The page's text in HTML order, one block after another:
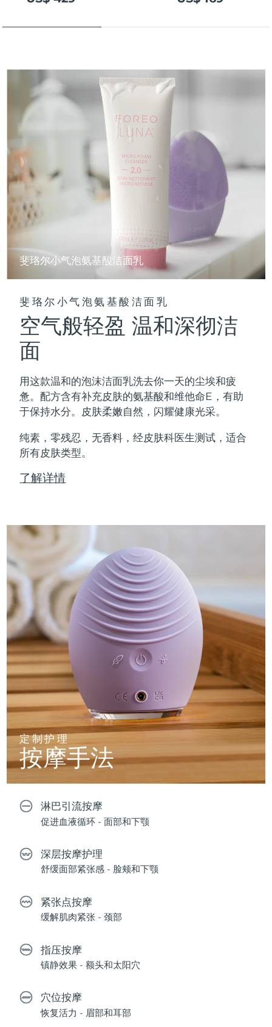
斐珞尔小气泡氨基酸洁面乳
斐珞尔小气泡氨基酸洁面乳
空气般轻盈 温和深彻洁
面
用这款温和的泡沫洁面乳洗去你一天的尘埃和疲
惫。配方含有补充皮肤的氨基酸和维他命E，有助
于保持水分。皮肤柔嫩自然，闪耀健康光采。
纯素，零残忍，无香料，经皮肤科医生测试，适合
所有皮肤类型。
了解详情
定制护理
按摩手法
淋巴引流按摩
促进血液循环 - 面部和下颚
深层按摩护理
舒缓面部紧张感 - 脸颊和下颚
紧张点按摩
缓解肌肉紧张 - 颈部
指压按摩
镇静效果 - 额头和太阳穴
穴位按摩
恢复活力 - 眉部和耳部